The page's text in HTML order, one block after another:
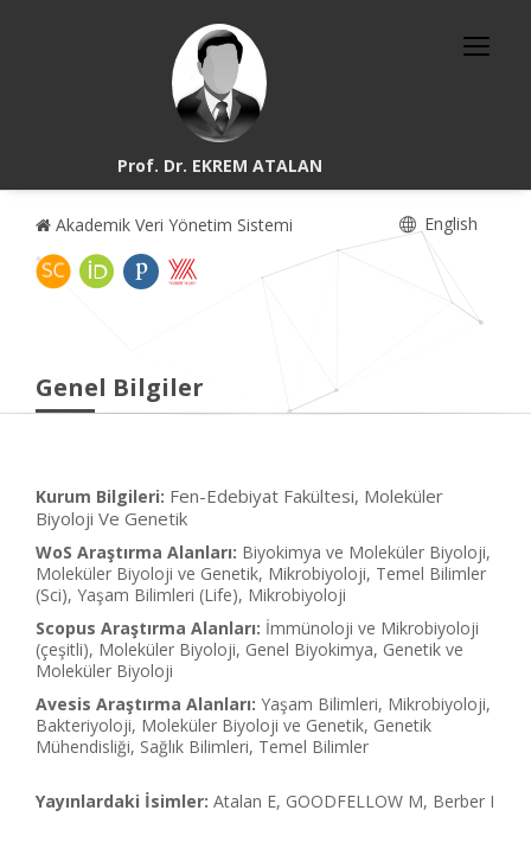
Prof. Dr. EKREM ATALAN
Akademik Veri Yönetim Sistemi English
Genel Bilgiler
Kurum Bilgileri: Fen-Edebiyat Fakültesi, Moleküler
Biyoloji Ve Genetik
WoS Araştırma Alanları: Biyokimya ve Moleküler Biyoloji,
Moleküler Biyoloji ve Genetik, Mikrobiyoloji, Temel Bilimler
(Sci), Yaşam Bilimleri (Life), Mikrobiyoloji
Scopus Araştırma Alanları: İmmünoloji ve Mikrobiyoloji
(çeşitli), Moleküler Biyoloji, Genel Biyokimya, Genetik ve
Moleküler Biyoloji
Avesis Araştırma Alanları: Yaşam Bilimleri, Mikrobiyoloji,
Bakteriyoloji, Moleküler Biyoloji ve Genetik, Genetik
Mühendisliği, Sağlık Bilimleri, Temel Bilimler
Yayınlardaki İsimler: Atalan E, GOODFELLOW M, Berber I